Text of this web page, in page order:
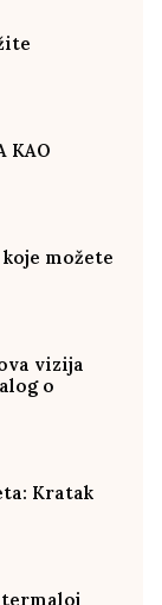
KAO
možete
vizija
o
Kratak
termaloj